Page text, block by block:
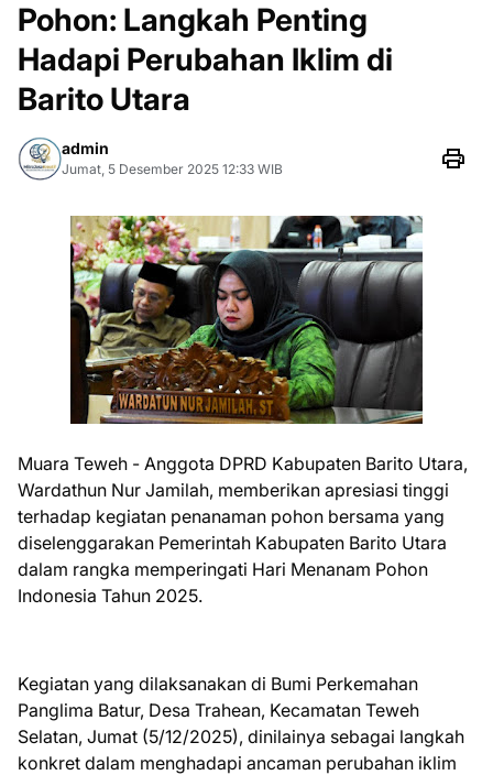
Pohon: Langkah Penting
Hadapi Perubahan Iklim di
Barito Utara
admin
Jumat, 5 Desember 2025 12:33 WIB
Muara Teweh - Anggota DPRD Kabupaten Barito Utara,
Wardathun Nur Jamilah, memberikan apresiasi tinggi
terhadap kegiatan penanaman pohon bersama yang
diselenggarakan Pemerintah Kabupaten Barito Utara
dalam rangka memperingati Hari Menanam Pohon
Indonesia Tahun 2025.
Kegiatan yang dilaksanakan di Bumi Perkemahan
Panglima Batur, Desa Trahean, Kecamatan Teweh
Selatan, Jumat (5/12/2025), dinilainya sebagai langkah
konkret dalam menghadapi ancaman perubahan iklim